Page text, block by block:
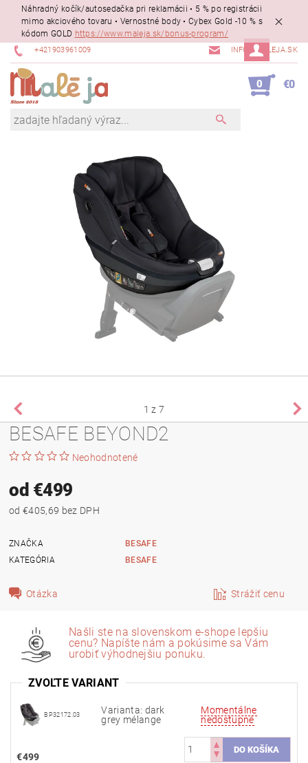
Náhradný kočík/autosedačka pri reklamácii • 5 % po registrácii
mimo akciového tovaru • Vernostné body • Cybex Gold -10 % s
kódom GOLD https://www.maleja.sk/bonus-program/
+421903961009 INFO@MALEJA.SK
0 €0
1 z 7
BESAFE BEYOND2
Neohodnotené
od €499
od €405,69 bez DPH
ZNAČKA
BESAFE
KATEGÓRIA
BESAFE
Otázka Strážiť cenu
Našli ste na slovenskom e-shope lepšiu
cenu? Napíšte nám a pokúsime sa Vám
urobiť výhodnejšiu ponuku.
ZVOĽTE VARIANT
BP32172.03
Varianta: dark
grey mélange
Momentálne
nedostupné
€499